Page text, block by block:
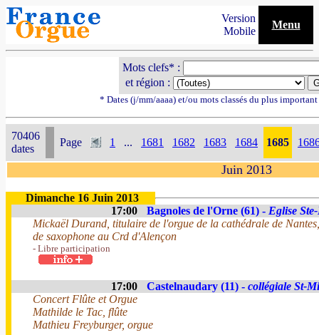
Version
Mobile
Menu
Mots clefs* :
et région :
* Dates (j/mm/aaaa) et/ou mots classés du plus
70406
dates
Page 1 ... 1681 1682 1683 1684 1685
Juin 2013
Dimanche 16 Juin 2013
17:00
Bagnoles de l'Orne (61) - Eglise
Mickaël Durand, titulaire de l'orgue de la cathédrale de
de saxophone au Crd d'Alençon
- Libre participation
17:00 Castelnaudary (11) - collégiale St-
Concert Flûte et Orgue
Mathilde le Tac, flûte
Mathieu Freyburger, orgue